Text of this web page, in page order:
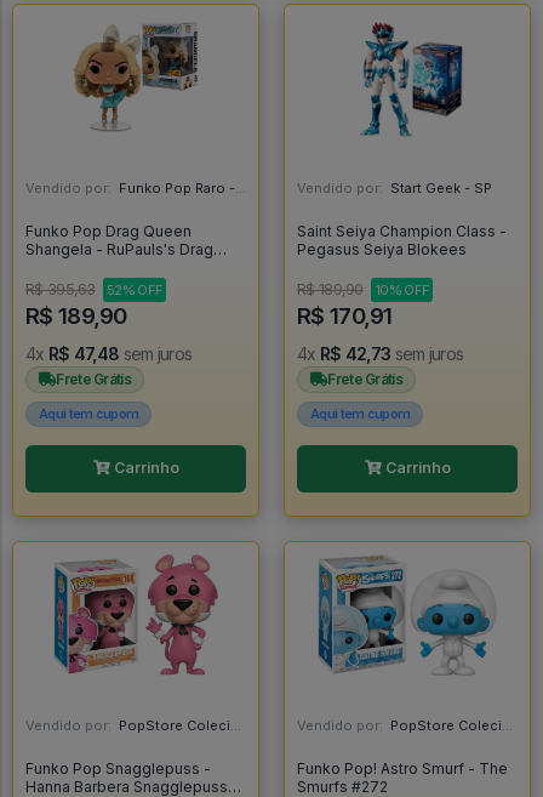
Vendido por: Funko Pop Raro - SP
Funko Pop Drag Queen
Shangela - RuPauls's Drag
R$ 395,63
52% OFF
R$ 189,90
4x R$ 47,48 sem juros
Frete Grátis
Aqui tem cupom
Carrinho
Vendido por: Start Geek - SP
Saint Seiya Champion Class -
Pegasus Seiya Blokees
R$ 189,90 10% OFF
R$ 170,91
4x R$ 42,73 sem juros
Frete Grátis
Aqui tem cupom
Carrinho
Vendido por: PopStore Colecionáveis - MG
Funko Pop Snagglepuss -
Hanna Barbera Snagglepuss
Vendido por: PopStore Colecionáveis - MG
Funko Pop! Astro Smurf - The
Smurfs #272